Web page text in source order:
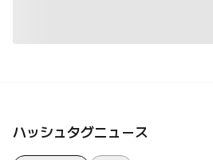
ハッシュタグニュース